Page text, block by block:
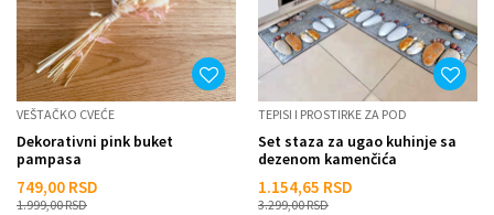
VEŠTAČKO CVEĆE
Dekorativni pink buket
pampasa
749,00 RSD
1.999,00RSD
TEPISI I PROSTIRKE ZA POD
Set staza za ugao kuhinje sa
dezenom kamenčića
1.154,65 RSD
3.299,00RSD